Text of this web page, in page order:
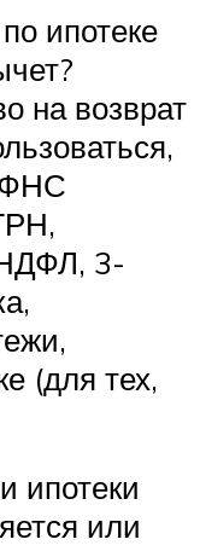
ипотеке
на возврат
ФНС
3-
(для тех,
ипотеки
или